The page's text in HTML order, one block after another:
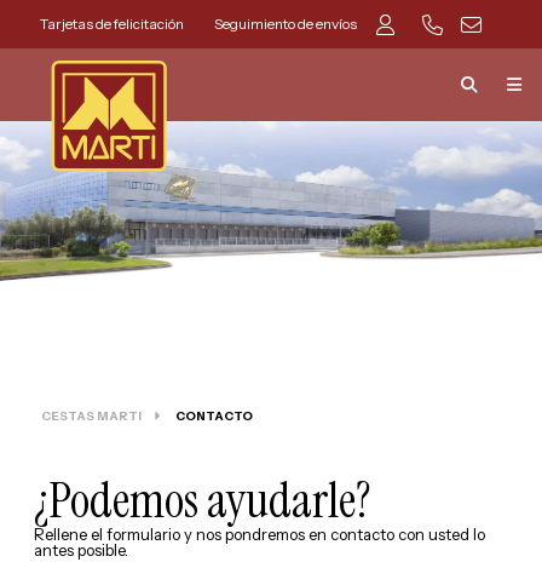
Tarjetas de felicitación Seguimiento de envíos
CESTAS MARTI CONTACTO
¿Podemos ayudarle?
Rellene el formulario y nos pondremos en contacto con usted lo
antes posible.